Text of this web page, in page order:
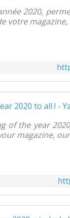
2020,
votre magazine,
of the year
magazine,